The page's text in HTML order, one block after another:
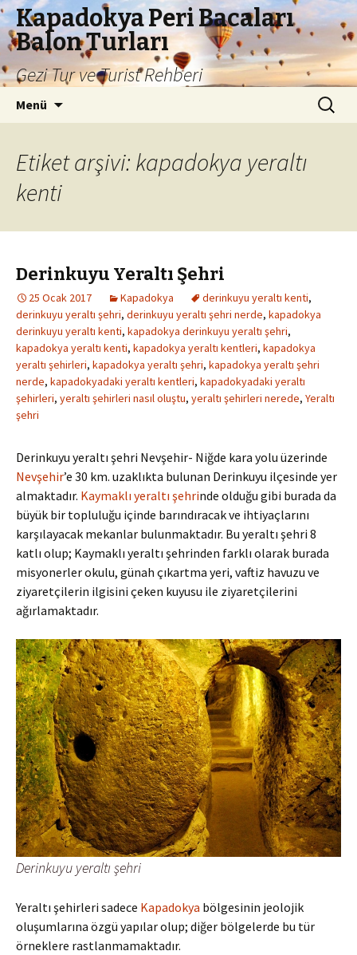
Kapadokya Peri Bacaları
Balon Turları
Gezi Tur ve Turist Rehberi
Menü Arama:
Etiket arşivi: kapadokya yeraltı
kenti
Derinkuyu Yeraltı Şehri
25 Ocak 2017 Kapadokya derinkuyu yeraltı kenti,
derinkuyu yeraltı şehri, derinkuyu yeraltı şehri nerde, kapadokya
derinkuyu yeraltı kenti, kapadokya derinkuyu yeraltı şehri,
kapadokya yeraltı kenti, kapadokya yeraltı kentleri, kapadokya
yeraltı şehirleri, kapadokya yeraltı şehri, kapadokya yeraltı şehri
nerde, kapadokyadaki yeraltı kentleri, kapadokyadaki yeraltı
şehirleri, yeraltı şehirleri nasıl oluştu, yeraltı şehirleri nerede, Yeraltı
şehri
Derinkuyu yeraltı şehri Nevşehir- Niğde kara yolu üzerinde
Nevşehir’e 30 km. uzaklıkta bulunan Derinkuyu ilçesinde yer
almaktadır. Kaymaklı yeraltı şehrinde olduğu gibi burada da
büyük bir topluluğu içinde barındıracak ve ihtiyaçlarını
karşılayacak mekanlar bulunmaktadır. Bu yeraltı şehri 8
katlı olup; Kaymaklı yeraltı şehrinden farklı olarak burada
misyonerler okulu, günah çıkartma yeri, vaftiz havuzu ve
ziyaretçilerin ilgisini çeken kuyusu ile ziyaretçilerini
ağırlamaktadır.
Derinkuyu yeraltı şehri
Yeraltı şehirleri sadece Kapadokya bölgesinin jeolojik
oluşumlarına özgü yapılar olup; diğer bölgelerde bu tür
örneklere rastlanmamaktadır.